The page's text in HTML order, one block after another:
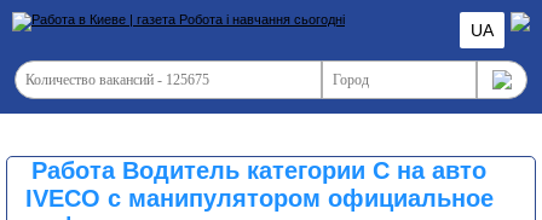
UA
Работа Водитель категории С на авто
IVECO с манипулятором официальное